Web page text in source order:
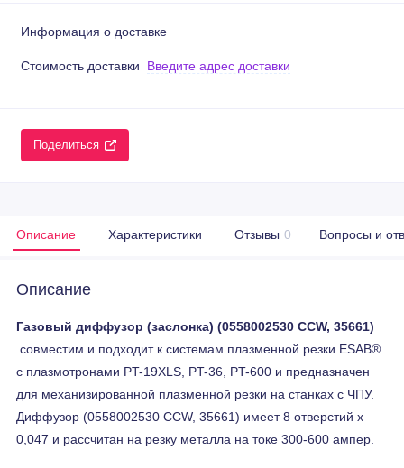
Информация о доставке
Стоимость доставки Введите адрес доставки
Поделиться
Описание Характеристики Отзывы 0 Вопросы и
Описание
Газовый диффузор (заслонка) (0558002530 CCW, 35661)
совместим и подходит к системам плазменной резки ESAB®
с плазмотронами PT-19XLS, PT-36, PT-600 и предназначен
для механизированной плазменной резки на станках с ЧПУ.
Диффузор (0558002530 CCW, 35661) имеет 8 отверстий х
0,047 и рассчитан на резку металла на токе 300-600 ампер.